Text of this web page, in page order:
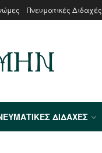
Πνευματικές Διδαχές
ΔΙΔΑΧΈΣ